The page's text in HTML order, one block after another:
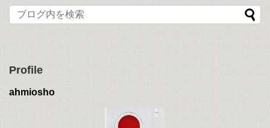
Profile
ahmiosho